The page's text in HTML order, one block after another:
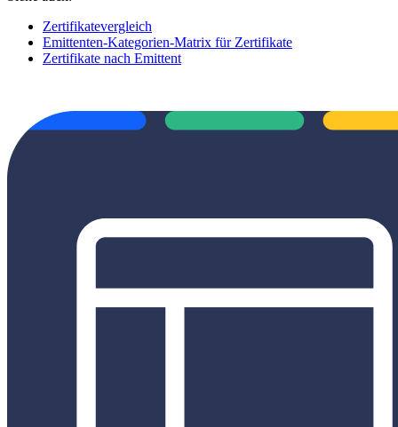
Zertifikatevergleich
Emittenten-Kategorien-Matrix für Zertifikate
Zertifikate nach Emittent